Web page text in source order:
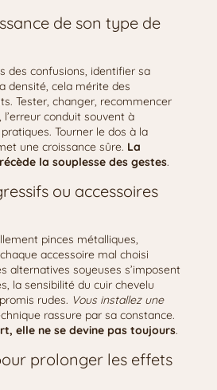
de son type de
des confusions, identifier sa
densité, cela mérite des
Tester, changer, recommencer
conduit souvent à
Tourner le dos à la
une croissance sûre. La
la souplesse des gestes.
ou accessoires
pinces métalliques,
accessoire mal choisi
alternatives soyeuses s’imposent
la sensibilité du cuir chevelu
rudes. Vous installez une
rassure par sa constance.
elle ne se devine pas toujours.
prolonger les effets